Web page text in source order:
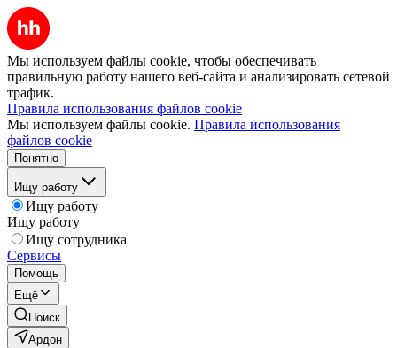
Мы используем файлы cookie, чтобы обеспечивать
правильную работу нашего веб-сайта и анализировать сетевой
трафик.
Правила использования файлов cookie
Мы используем файлы cookie. Правила использования
файлов cookie
Понятно
Ищу работу
Ищу работу
Ищу работу
Ищу сотрудника
Сервисы
Помощь
Ещё
Поиск
Ардон